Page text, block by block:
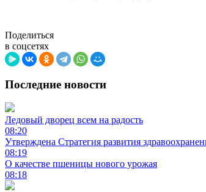
Поделиться
в соцсетях
Последние новости
Ледовый дворец всем на радость
08:20
Утверждена Стратегия развития
08:19
О качестве пшеницы нового урожая
08:18